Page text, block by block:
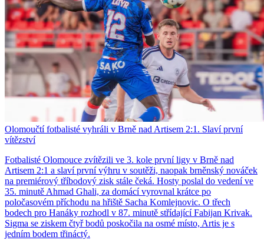
Olomoučtí fotbalisté vyhráli v Brně nad Artisem 2:1. Slaví první
vítězství
Fotbalisté Olomouce zvítězili ve 3. kole první ligy v Brně nad
Artisem 2:1 a slaví první výhru v soutěži, naopak brněnský nováček
na premiérový tříbodový zisk stále čeká. Hosty poslal do vedení ve
35. minutě Ahmad Ghali, za domácí vyrovnal krátce po
poločasovém příchodu na hřiště Sacha Komlejnovic. O třech
bodech pro Hanáky rozhodl v 87. minutě střídající Fabijan Krivak.
Sigma se ziskem čtyř bodů poskočila na osmé místo, Artis je s
jedním bodem třináctý.